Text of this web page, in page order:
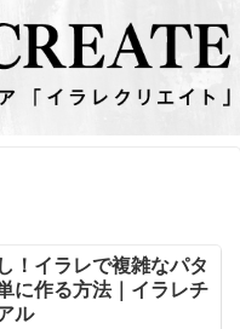
！イラレで複雑なパタ
に作る方法｜イラレチ
ル